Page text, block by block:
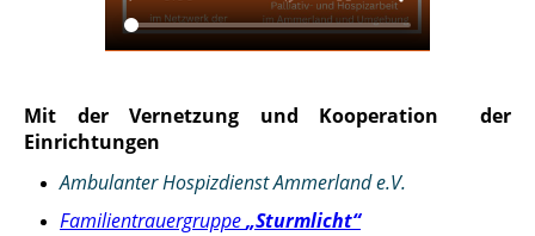
Mit der Vernetzung und Kooperation der
Einrichtungen
Ambulanter Hospizdienst Ammerland e.V.
Familientrauergruppe„Sturmlicht“